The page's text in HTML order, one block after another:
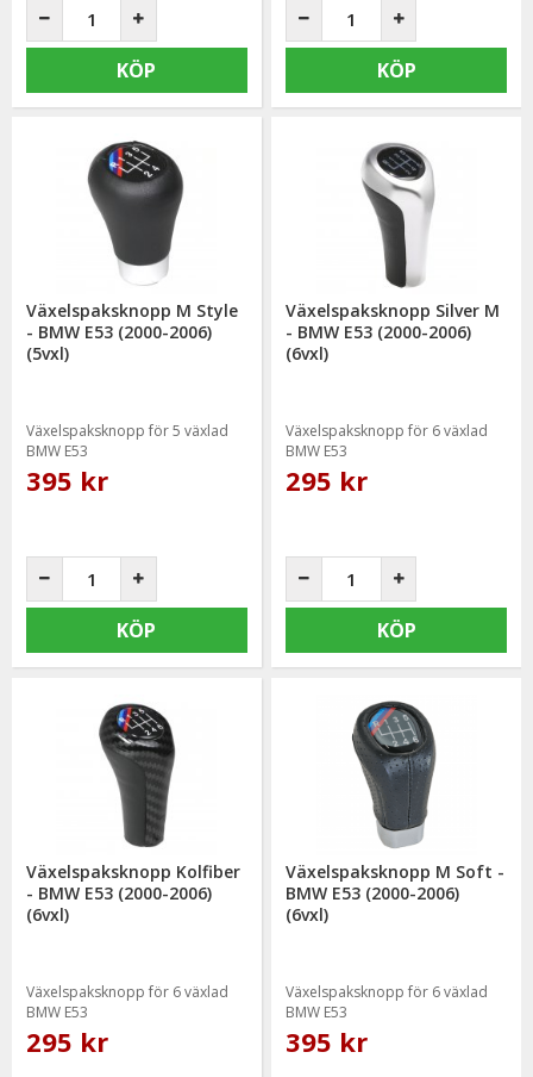
KÖP KÖP
Växelspaksknopp M Style
- BMW E53 (2000-2006)
(5vxl)
Växelspaksknopp för 5 växlad
BMW E53
395 kr
KÖP
Växelspaksknopp Silver M
- BMW E53 (2000-2006)
(6vxl)
Växelspaksknopp för 6 växlad
BMW E53
295 kr
KÖP
Växelspaksknopp Kolfiber
- BMW E53 (2000-2006)
(6vxl)
Växelspaksknopp för 6 växlad
BMW E53
295 kr
Växelspaksknopp M Soft -
BMW E53 (2000-2006)
(6vxl)
Växelspaksknopp för 6 växlad
BMW E53
395 kr